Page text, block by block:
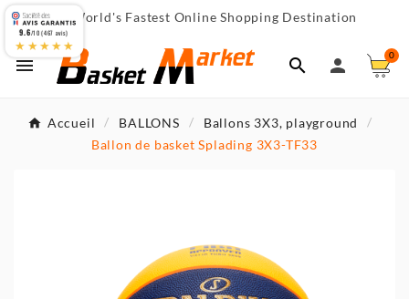
 World's Fastest Online Shopping Destination
  
0
Accueil BALLONS
Ballons 3X3, playground
Ballon de basket Splading 3X3-TF33
9.6/10 (467 avis)
★★★★★